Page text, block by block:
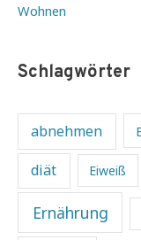
Wohnen
Schlagwörter
abnehmen
diät Eiweiß
Ernährung